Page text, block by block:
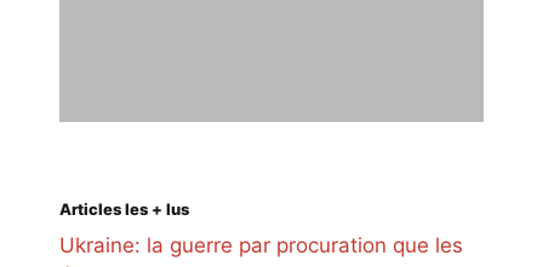
Articles les + lus
Ukraine: la guerre par procuration que les